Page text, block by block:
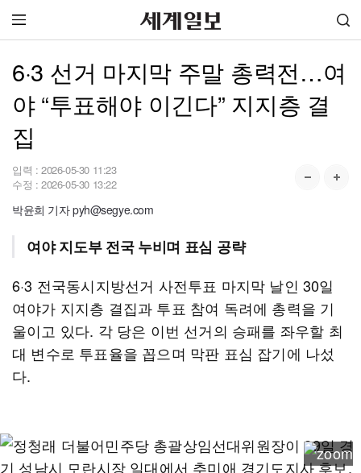
6·3 선거 마지막 주말 총력전…여
야 “투표해야 이긴다” 지지층 결
집
입력 : 2026-05-30 11:23
수정 : 2026-05-30 13:22
박윤희 기자 pyh@segye.com
여야 지도부 전국 누비며 표심 공략
6·3 전국동시지방선거 사전투표 마지막 날인 30일
여야가 지지층 결집과 투표 참여 독려에 총력을 기
울이고 있다. 각 당은 이번 선거의 승패를 좌우할 최
대 변수로 투표율을 꼽으며 막판 표심 잡기에 나섰
다.